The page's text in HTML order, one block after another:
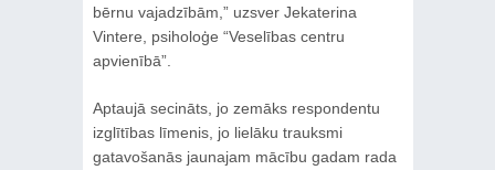
bērnu vajadzībām,” uzsver Jekaterina
Vintere, psiholoģe “Veselības centru
apvienībā”.
Aptaujā secināts, jo zemāks respondentu
izglītības līmenis, jo lielāku trauksmi
gatavošanās jaunajam mācību gadam rada